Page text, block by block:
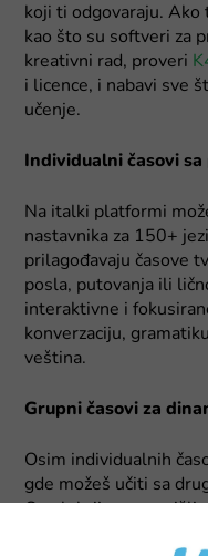
koji ti odgovaraju. Ako
kao što su softveri za
kreativni rad, proveri
i licence, i nabavi sve
učenje.
Individualni časovi
Na italki platformi
nastavnika za 150+
prilagođavaju časove
posla, putovanja ili
interaktivne i
konverzaciju,
veština.
Grupni časovi za
Osim individualnih
gde možeš učiti sa